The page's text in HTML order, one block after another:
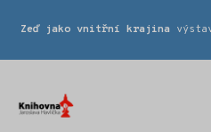
Zeď jako vnitřní krajina